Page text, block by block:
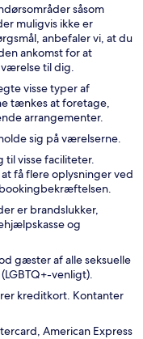
såsom
muligvis ikke er
anbefaler vi, at du
ankomst for at
til dig.
visse typer af
tænkes at foretage,
arrangementer.
sig på værelserne.
visse faciliteter.
få flere oplysninger ved
er brandslukker,
og
gæster af alle seksuelle
venligt).
kreditkort. Kontanter
American Express